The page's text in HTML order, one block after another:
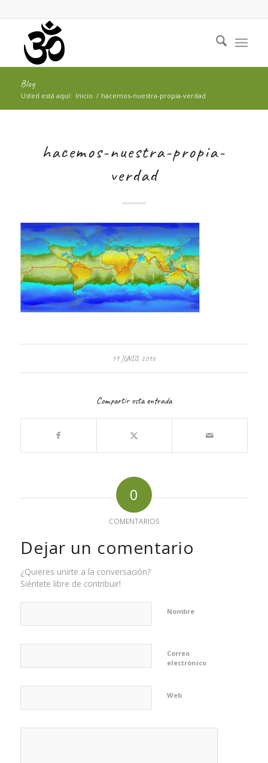
Blog
Usted está aquí: Inicio / hacemos-nuestra-propia-verdad
hacemos-nuestra-propia-
verdad
19 JUNIO, 2016
Compartir esta entrada
0
COMENTARIOS
Dejar un comentario
¿Quieres unirte a la conversación?
Siéntete libre de contribuir!
Nombre
Correo
electrónico
Web